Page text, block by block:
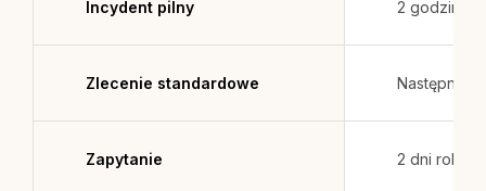
Incydent pilny 2 godziny
Zlecenie standardowe Następny
Zapytanie 2 dni